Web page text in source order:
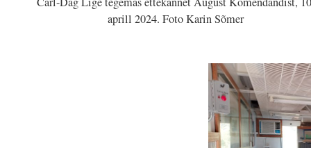
aprill 2024. Foto Karin Sõmer